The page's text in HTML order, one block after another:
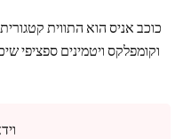
כוכב אניס הוא התווית
וקומפלקס ויטמינים ספציפי